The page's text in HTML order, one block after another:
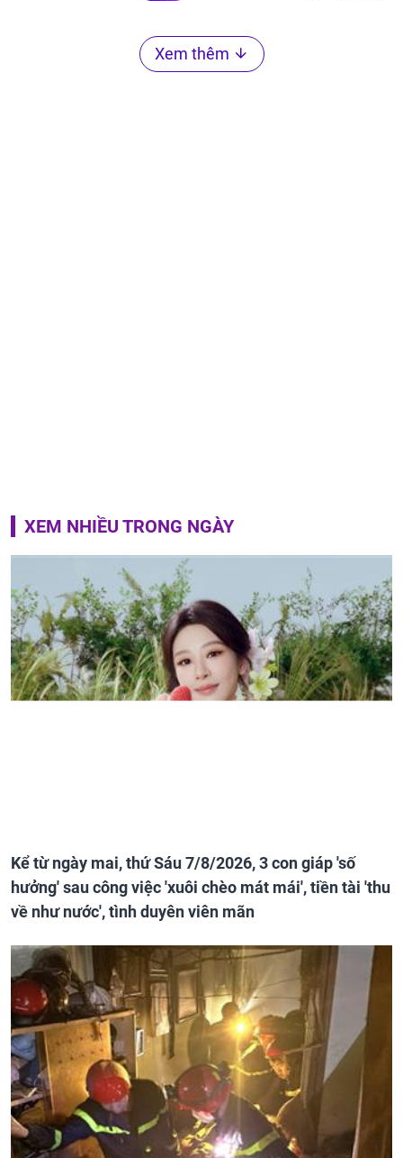
Xem thêm
XEM NHIỀU TRONG NGÀY
Kể từ ngày mai, thứ Sáu 7/8/2026, 3 con giáp 'số
hưởng' sau công việc 'xuôi chèo mát mái', tiền tài 'thu
về như nước', tình duyên viên mãn